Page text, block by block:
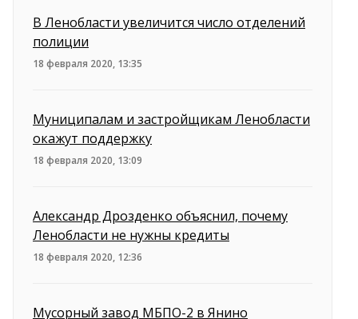
В Ленобласти увеличится число отделений
полиции
18 февраля 2020, 13:35
Муниципалам и застройщикам Ленобласти
окажут поддержку
18 февраля 2020, 13:09
Александр Дрозденко объяснил, почему
Ленобласти не нужны кредиты
18 февраля 2020, 12:36
Мусорный завод МБПО-2 в Янино